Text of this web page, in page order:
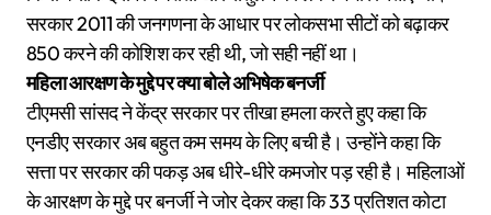
सरकार 2011 की जनगणना के आधार पर लोकसभा सीटों को बढ़ाकर
850 करने की कोशिश कर रही थी, जो सही नहीं था।
महिला आरक्षण के मुद्दे पर क्या बोले अभिषेक बनर्जी
टीएमसी सांसद ने केंद्र सरकार पर तीखा हमला करते हुए कहा कि
एनडीए सरकार अब बहुत कम समय के लिए बची है। उन्होंने कहा कि
सत्ता पर सरकार की पकड़ अब धीरे-धीरे कमजोर पड़ रही है। महिलाओं
के आरक्षण के मुद्दे पर बनर्जी ने जोर देकर कहा कि 33 प्रतिशत कोटा